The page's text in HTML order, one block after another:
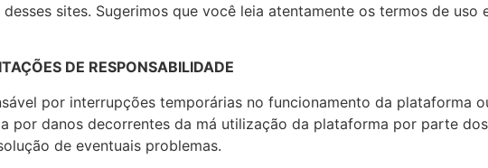
sites. Sugerimos que você leia atentamente os termos de
DE RESPONSABILIDADE
por interrupções temporárias no funcionamento da plataforma
por danos decorrentes da má utilização da plataforma por parte
de eventuais problemas.